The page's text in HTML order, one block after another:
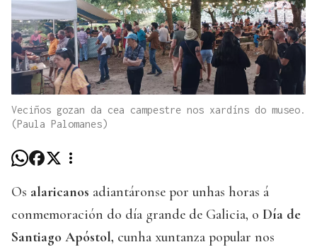
Veciños gozan da cea campestre nos xardíns do museo.
(Paula Palomanes)
Os alaricanos adiantáronse por unhas horas á
conmemoración do día grande de Galicia, o Día de
Santiago Apóstol, cunha xuntanza popular nos